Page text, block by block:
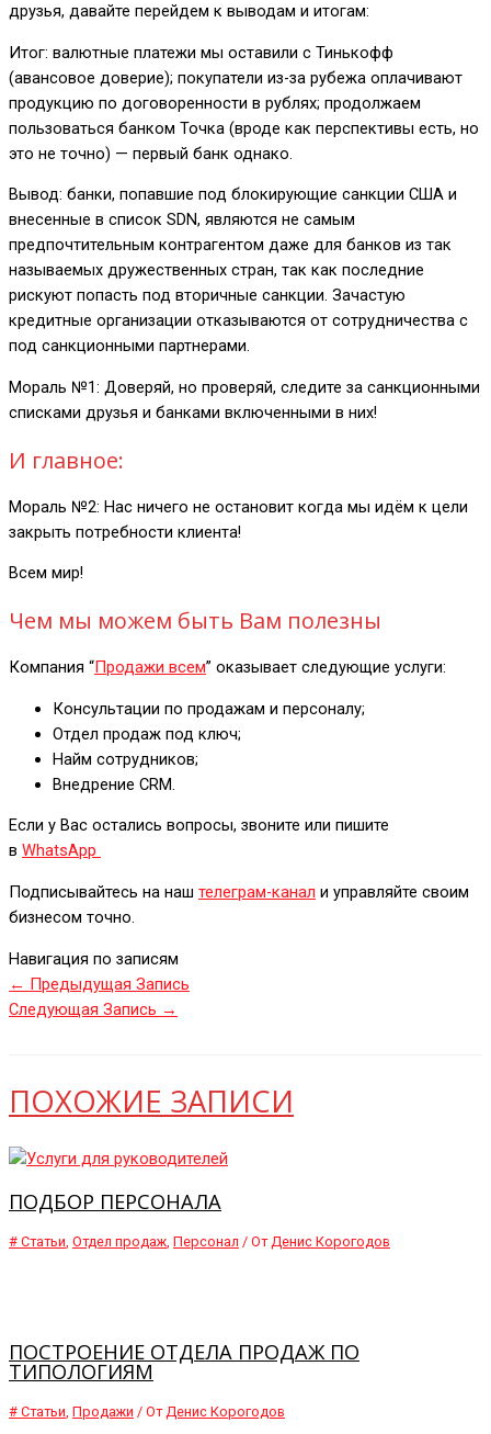
друзья, давайте перейдем к выводам и итогам:
Итог: валютные платежи мы оставили с Тинькофф
(авансовое доверие); покупатели из-за рубежа оплачивают
продукцию по договоренности в рублях; продолжаем
пользоваться банком Точка (вроде как перспективы есть, но
это не точно) — первый банк однако.
Вывод: банки, попавшие под блокирующие санкции США и
внесенные в список SDN, являются не самым
предпочтительным контрагентом даже для банков из так
называемых дружественных стран, так как последние
рискуют попасть под вторичные санкции. Зачастую
кредитные организации отказываются от сотрудничества с
под санкционными партнерами.
Мораль №1: Доверяй, но проверяй, следите за санкционными
списками друзья и банками включенными в них!
И главное:
Мораль №2: Нас ничего не остановит когда мы идём к цели
закрыть потребности клиента!
Всем мир!
Чем мы можем быть Вам полезны
Компания “Продажи всем” оказывает следующие услуги:
Консультации по продажам и персоналу;
Отдел продаж под ключ;
Найм сотрудников;
Внедрение CRM.
Если у Вас остались вопросы, звоните или пишите
в WhatsApp
Подписывайтесь на наш телеграм-канал и управляйте своим
бизнесом точно.
Навигация по записям
← Предыдущая Запись
Следующая Запись →
ПОХОЖИЕ ЗАПИСИ
ПОДБОР ПЕРСОНАЛА
# Статьи, Отдел продаж, Персонал / ОтДенис Корогодов
ПОСТРОЕНИЕ ОТДЕЛА ПРОДАЖ ПО
ТИПОЛОГИЯМ
# Статьи, Продажи / ОтДенис Корогодов